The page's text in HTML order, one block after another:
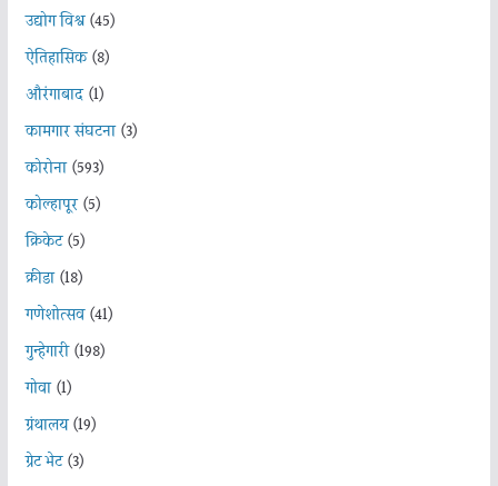
उद्योग विश्व(45)
ऐतिहासिक(8)
औरंगाबाद(1)
कामगार संघटना(3)
कोरोना(593)
कोल्हापूर(5)
क्रिकेट(5)
क्रीडा(18)
गणेशोत्सव(41)
गुन्हेगारी(198)
गोवा(1)
ग्रंथालय(19)
ग्रेट भेट(3)